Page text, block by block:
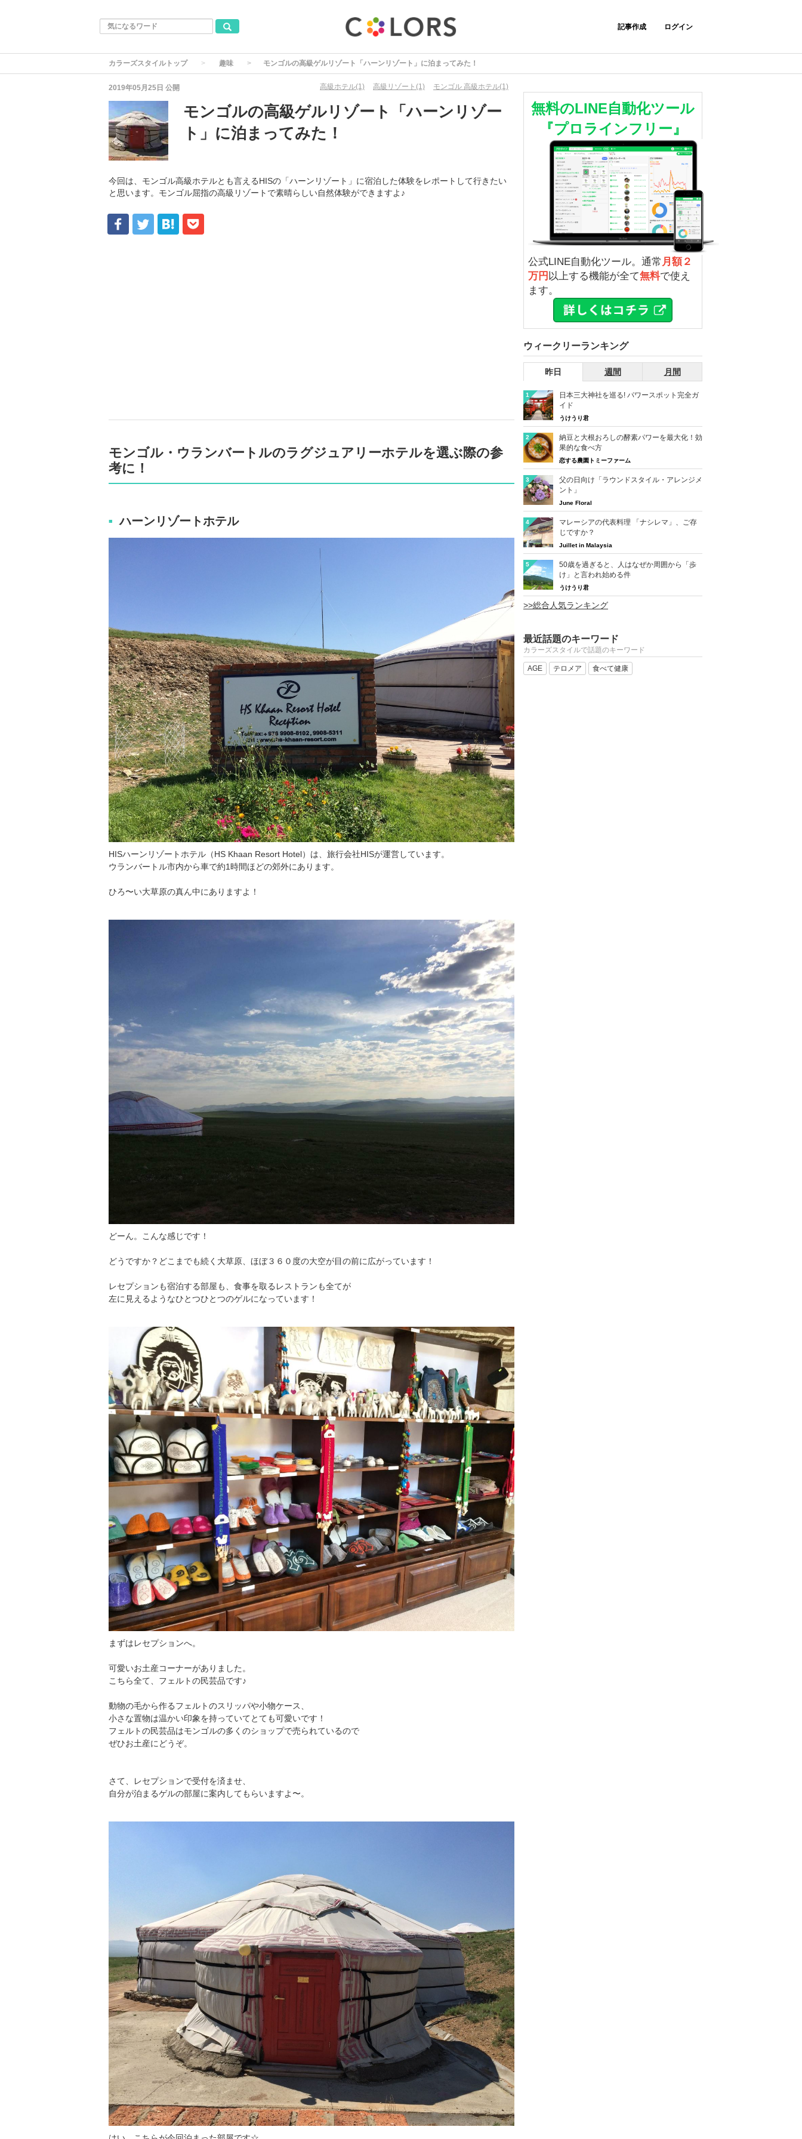
記事作成 ログイン
カラーズスタイルトップ 趣味 モンゴルの高級ゲルリゾート「ハーンリゾート」に泊まってみた！
2019年05月25日 公開 高級ホテル(1) 高級リゾート(1) モンゴル 高級ホテル(1)
モンゴルの高級ゲルリゾート「ハーンリゾー
ト」に泊まってみた！
今回は、モンゴル高級ホテルとも言えるHISの「ハーンリゾート」に宿泊した体験をレポートして行きたい
と思います。モンゴル屈指の高級リゾートで素晴らしい自然体験ができますよ♪
モンゴル・ウランバートルのラグジュアリーホテルを選ぶ際の参
考に！
■ ハーンリゾートホテル
HISハーンリゾートホテル（HS Khaan Resort Hotel）は、旅行会社HISが運営しています。
ウランバートル市内から車で約1時間ほどの郊外にあります。
ひろ〜い大草原の真ん中にありますよ！
どーん。こんな感じです！
どうですか？どこまでも続く大草原、ほぼ３６０度の大空が目の前に広がっています！
レセプションも宿泊する部屋も、食事を取るレストランも全てが
左に見えるようなひとつひとつのゲルになっています！
まずはレセプションへ。
可愛いお土産コーナーがありました。
こちら全て、フェルトの民芸品です♪
動物の毛から作るフェルトのスリッパや小物ケース、
小さな置物は温かい印象を持っていてとても可愛いです！
フェルトの民芸品はモンゴルの多くのショップで売られているので
ぜひお土産にどうぞ。
さて、レセプションで受付を済ませ、
自分が泊まるゲルの部屋に案内してもらいますよ〜。
無料のLINE自動化ツール
『プロラインフリー』
公式LINE自動化ツール。通常 月額２
万円 以上する機能が全て無料で使え
ます。
ウィークリーランキング
昨日 週間 月間
1
日本三大神社を巡る! パワースポット完全ガ
イド
うけうり君
2
納豆と大根おろしの酵素パワーを最大化！効
果的な食べ方
恋する農園トミーファーム
3
父の日向け「ラウンドスタイル・アレンジメ
ント」
June Floral
4
マレーシアの代表料理 「ナシレマ」、ご存
じですか？
Juillet in Malaysia
5
50歳を過ぎると、人はなぜか周囲から「歩
け」と言われ始める件
うけうり君
>>総合人気ランキング
最近話題のキーワード
カラーズスタイルで話題のキーワード
AGE テロメア 食べて健康